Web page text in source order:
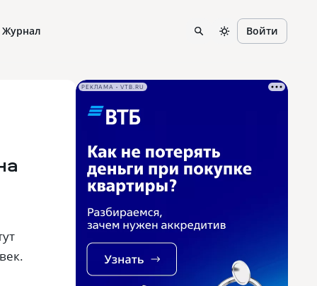
Журнал Войти
РЕКЛАМА • VTB.RU